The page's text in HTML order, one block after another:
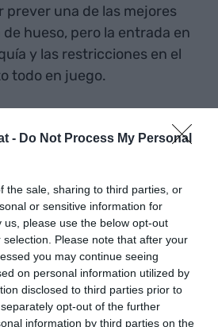
- Do Not Process My Personal
the sale, sharing to third parties, or
or sensitive information for
please use the below opt-out
Please note that after your
you may continue seeing
on personal information utilized by
disclosed to third parties prior to
opt-out of the further
information by third parties on the
prever una de las mejores
hueso, pero la entrada en
y las restricciones en el
todo en juego.
el Urgell. Según la patronal,
les Garrigues y el canal de
agua mata a los árboles y al
superarán los 700 millones de
delUrgell. Pimec ha
planificación después de 23
para que se haga una
plazo ante "una crisis